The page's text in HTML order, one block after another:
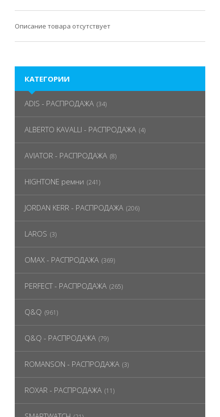
Описание товара отсутствует
КАТЕГОРИИ
ADIS - РАСПРОДАЖА (34)
ALBERTO KAVALLI - РАСПРОДАЖА (4)
AVIATOR - РАСПРОДАЖА (8)
HIGHTONE ремни (241)
JORDAN KERR - РАСПРОДАЖА (206)
LAROS (3)
OMAX - РАСПРОДАЖА (369)
PERFECT - РАСПРОДАЖА (265)
Q&Q (961)
Q&Q - РАСПРОДАЖА (79)
ROMANSON - РАСПРОДАЖА (3)
ROXAR - РАСПРОДАЖА (11)